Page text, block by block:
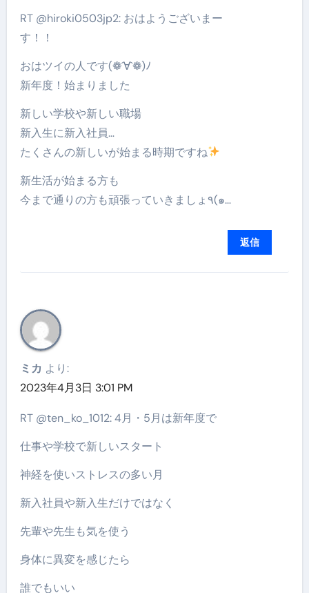
RT @hiroki0503jp2: おはようございまー
す！！
おはツイの人です(❁´∀`❁)ﾉ
新年度！始まりました
新しい学校や新しい職場
新入生に新入社員…
たくさんの新しいが始まる時期ですね
新生活が始まる方も
今まで通りの方も頑張っていきましょ٩(๑…
返信
ミカ より:
2023年4月3日 3:01 PM
RT @ten_ko_1012: 4月・5月は新年度で
仕事や学校で新しいスタート
神経を使いストレスの多い月
新入社員や新入生だけではなく
先輩や先生も気を使う
身体に異変を感じたら
誰でもいい